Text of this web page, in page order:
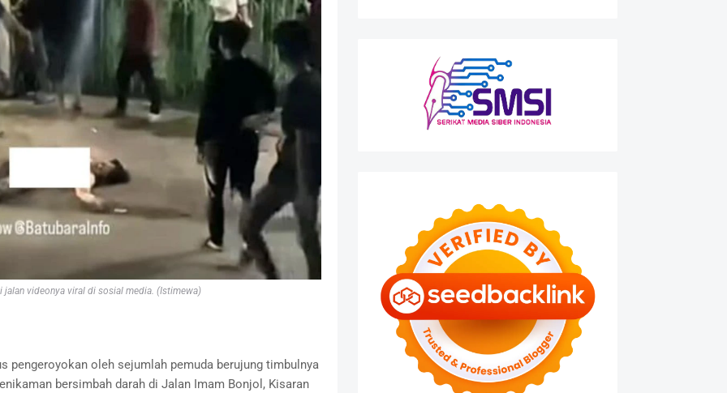
jalan videonya viral di sosial media. (Istimewa)
pengeroyokan oleh sejumlah pemuda berujung timbulnya
bersimbah darah di Jalan Imam Bonjol, Kisaran